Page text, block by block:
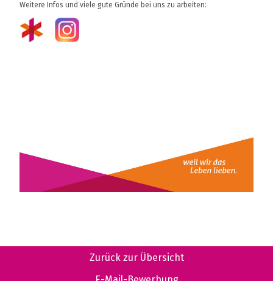
Weitere Infos und viele gute Gründe bei uns zu arbeiten:
Zurück zur Übersicht